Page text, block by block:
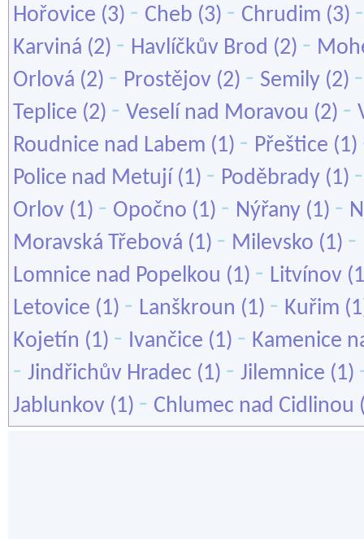
Hořovice (3) - Cheb (3) - Chrudim (3)
Karviná (2) - Havlíčkův Brod (2) -
Orlová (2) - Prostějov (2) - Semily (2)
Teplice (2) - Veselí nad Moravou (2) -
Roudnice nad Labem (1) - Přeštice (1)
Police nad Metují (1) - Poděbrady (1)
Orlov (1) - Opočno (1) - Nýřany (1) -
Moravská Třebová (1) - Milevsko (1) -
Lomnice nad Popelkou (1) - Litvínov
Letovice (1) - Lanškroun (1) - Kuřim
Kojetín (1) - Ivančice (1) - Kamenice
- Jindřichův Hradec (1) - Jilemnice (1)
Jablunkov (1) - Chlumec nad Cidlinou